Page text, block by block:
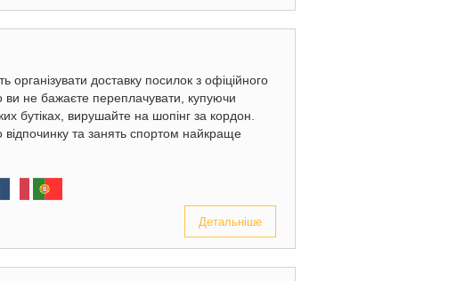
доставку посилок з офіційного
не бажаєте переплачувати, купуючи
бутіках, вирушайте на шопінг за кордон.
відпочинку та занять спортом найкраще
Детальніше